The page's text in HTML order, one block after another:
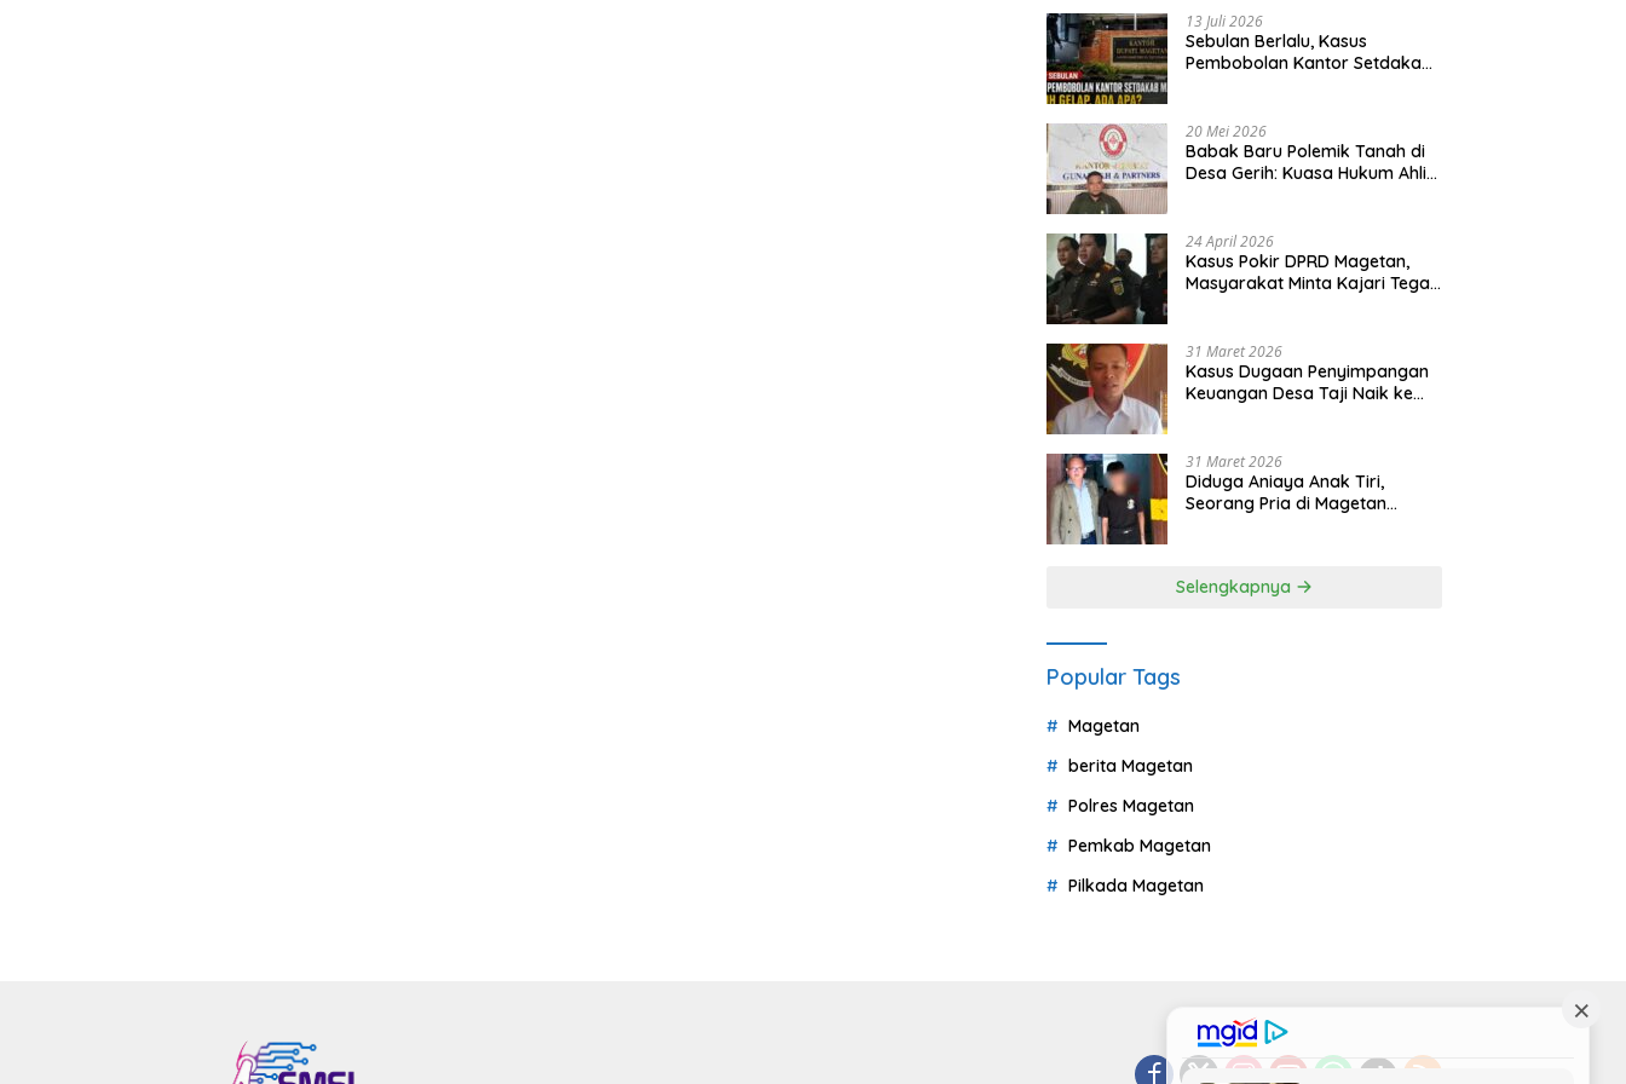
13 Juli 2026
Sebulan Berlalu, Kasus
Pembobolan Kantor Setdakab
20 Mei 2026
Babak Baru Polemik Tanah di
Desa Gerih: Kuasa Hukum Ahli
24 April 2026
Kasus Pokir DPRD Magetan,
Masyarakat Minta Kajari Tegak
31 Maret 2026
Kasus Dugaan Penyimpangan
Keuangan Desa Taji Naik ke
31 Maret 2026
Diduga Aniaya Anak Tiri,
Seorang Pria di Magetan
Selengkapnya
Popular Tags
Magetan
berita Magetan
Polres Magetan
Pemkab Magetan
Pilkada Magetan